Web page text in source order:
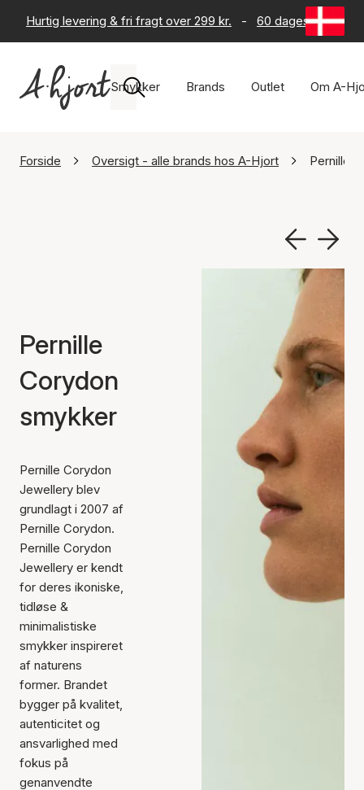
Hurtig levering & fri fragt over 299 kr. - 60 dages returret
Smykker Brands Outlet Om A-
Forside Oversigt - alle brands hos A-Hjort Pernille
Pernille
Corydon
smykker
Pernille Corydon
Jewellery blev
grundlagt i 2007 af
Pernille Corydon.
Pernille Corydon
Jewellery er kendt
for deres ikoniske,
tidløse &
minimalistiske
smykker inspireret
af naturens
former. Brandet
bygger på kvalitet,
autenticitet og
ansvarlighed med
fokus på
genanvendte